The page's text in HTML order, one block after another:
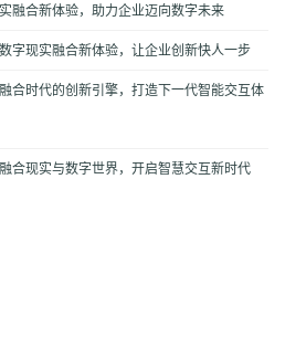
合新体验，助力企业迈向数字未来
现实融合新体验，让企业创新快人一步
合时代的创新引擎，打造下一代智能交互体
现实与数字世界，开启智慧交互新时代